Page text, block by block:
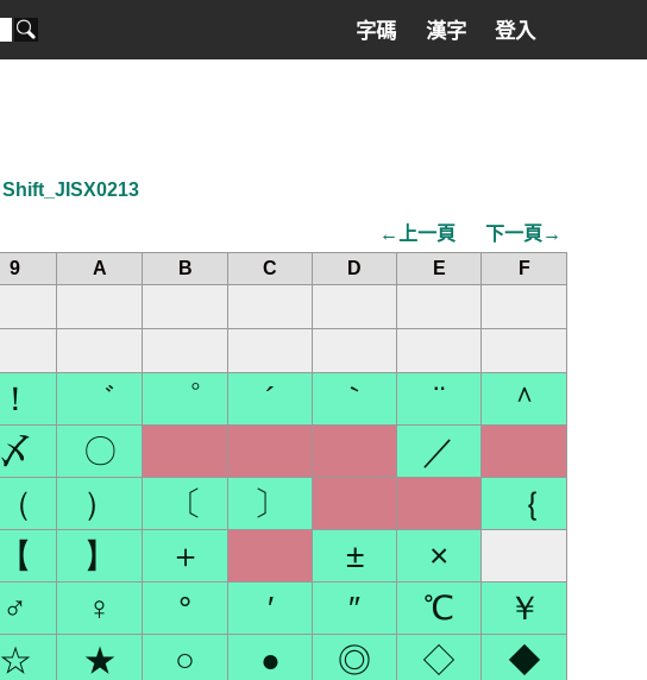
字碼 漢字 登入
Shift_JISX0213
←上一頁
下一頁→
9 A B C D E
F
！ ゛ ゜ ´ ｀ ¨ ＾
〆 〇 ／
（ ） 〔 〕 ｛
【 】 ＋ ± ×
♂ ♀ ° ′ ″ ℃ ￥
☆ ★ ○ ● ◎ ◇ ◆